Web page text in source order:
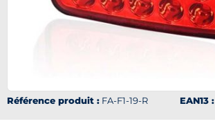
Référence produit : FA-F1-19-R EAN13 :